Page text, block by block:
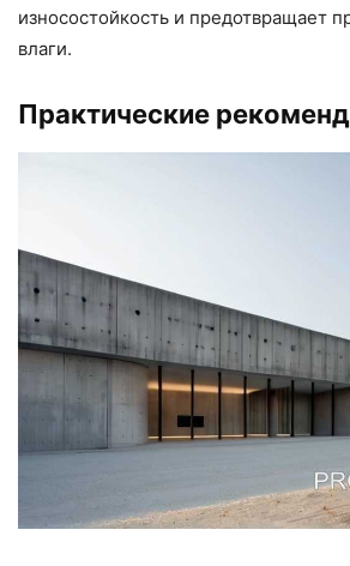
износостойкость и предотвращает
влаги.
Практические